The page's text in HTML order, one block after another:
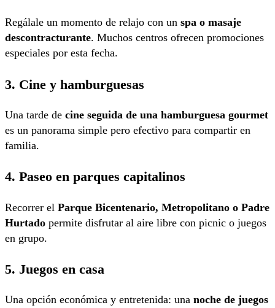
Regálale un momento de relajo con un spa o masaje
descontracturante. Muchos centros ofrecen promociones
especiales por esta fecha.
3. Cine y hamburguesas
Una tarde de cine seguida de una hamburguesa gourmet
es un panorama simple pero efectivo para compartir en
familia.
4. Paseo en parques capitalinos
Recorrer el Parque Bicentenario, Metropolitano o Padre
Hurtado permite disfrutar al aire libre con picnic o juegos
en grupo.
5. Juegos en casa
Una opción económica y entretenida: una noche de juegos